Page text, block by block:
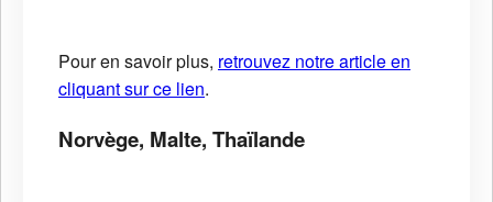
Pour en savoir plus, retrouvez notre article en
cliquant sur ce lien.
Norvège, Malte, Thaïlande